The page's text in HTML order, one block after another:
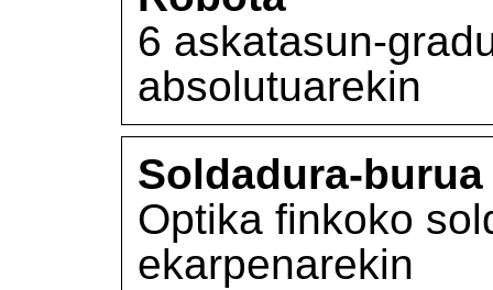
6 askatasun-
absolutuarekin
Soldadura-burua
Optika finkoko
ekarpenarekin